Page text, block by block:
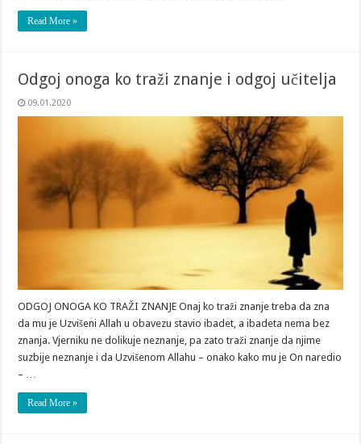
Read More »
Odgoj onoga ko traži znanje i odgoj učitelja
09.01.2020
ODGOJ ONOGA KO TRAŽI ZNANJE Onaj ko traži znanje treba da zna
da mu je Uzvišeni Allah u obavezu stavio ibadet, a ibadeta nema bez
znanja. Vjerniku ne dolikuje neznanje, pa zato traži znanje da njime
suzbije neznanje i da Uzvišenom Allahu – onako kako mu je On naredio
– …
Read More »